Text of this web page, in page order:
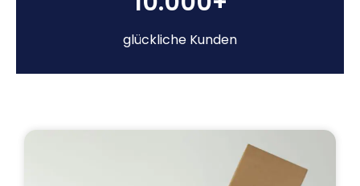
glückliche Kunden